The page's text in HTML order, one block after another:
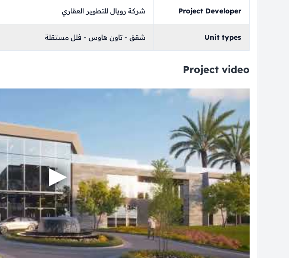
Project Developer شركة رويال للتطوير العقاري
Unit types شقق - تاون هاوس - فلل مستقلة
Project video